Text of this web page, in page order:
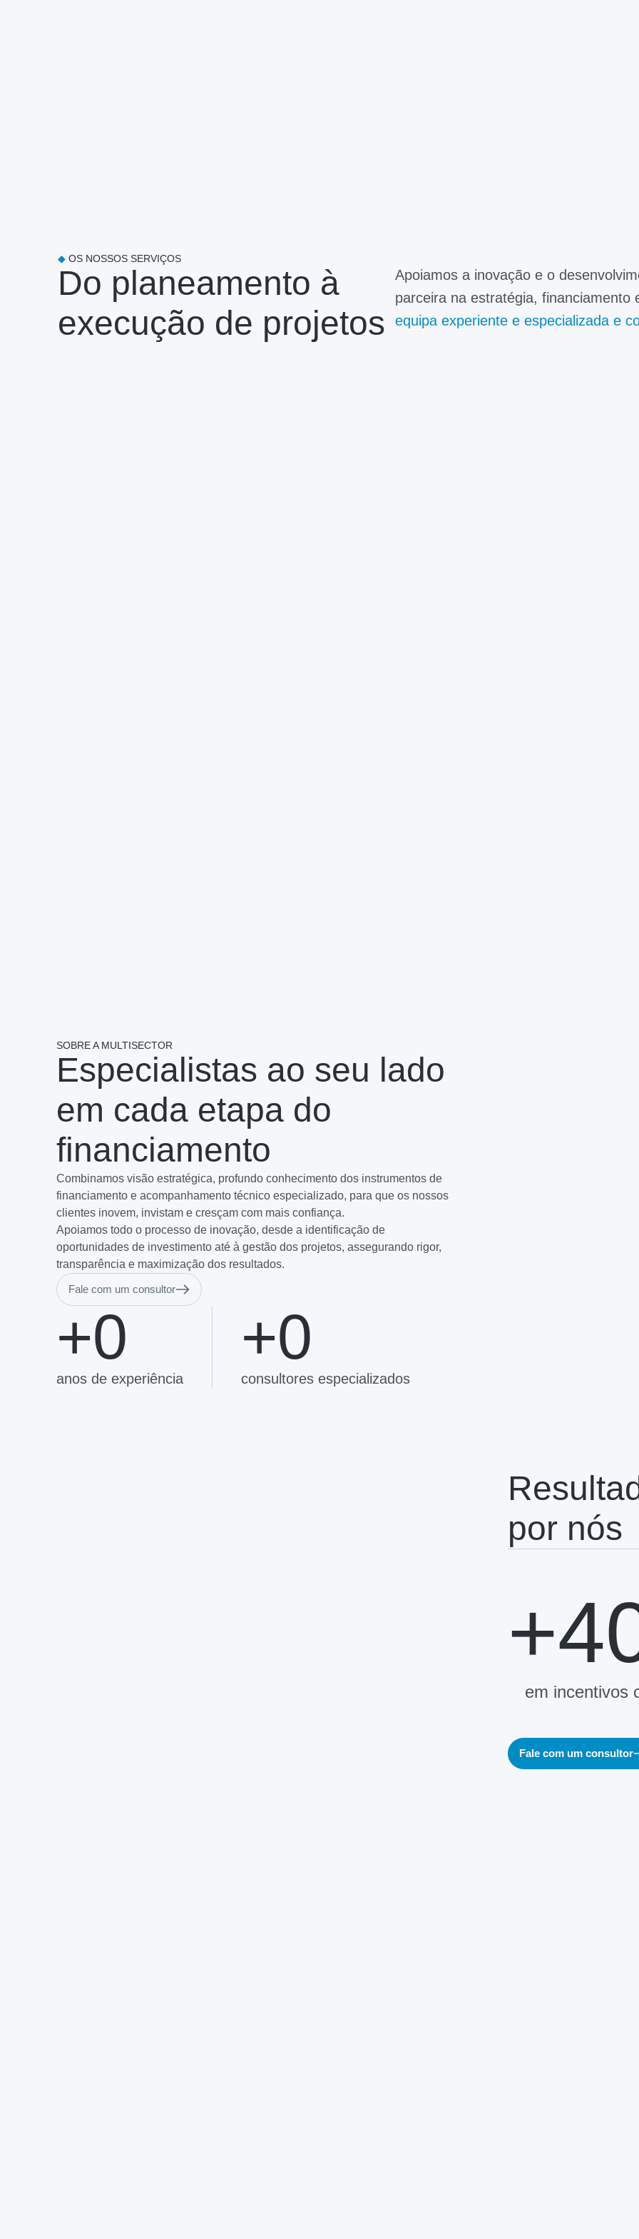
◆OS NOSSOS SERVIÇOS
Do planeamento à
execução de projetos
Apoiamos a inovação e o
parceira na estratégia,
equipa experiente e especializada e
SOBRE A MULTISECTOR
Especialistas ao seu lado
em cada etapa do
financiamento
Combinamos visão estratégica, profundo conhecimento dos instrumentos de
financiamento e acompanhamento técnico especializado, para que os nossos
clientes inovem, invistam e cresçam com mais confiança.
Apoiamos todo o processo de inovação, desde a identificação de
oportunidades de investimento até à gestão dos projetos, assegurando rigor,
transparência e maximização dos resultados.
Fale com um consultor
anos de experiência
+0
consultores especializados
+0
por nós
em incentivos
Fale com um consultor